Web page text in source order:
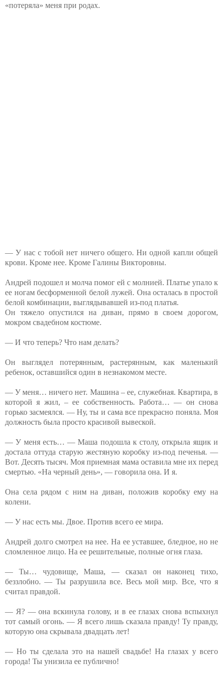
«потеряла» меня при родах.
— У нас с тобой нет ничего общего. Ни одной капли общей
крови. Кроме нее. Кроме Галины Викторовны.
Андрей подошел и молча помог ей с молнией. Платье упало к
ее ногам бесформенной белой лужей. Она осталась в простой
белой комбинации, выглядывавшей из-под платья.
Он тяжело опустился на диван, прямо в своем дорогом,
мокром свадебном костюме.
— И что теперь? Что нам делать?
Он выглядел потерянным, растерянным, как маленький
ребенок, оставшийся один в незнакомом месте.
— У меня… ничего нет. Машина – ее, служебная. Квартира, в
которой я жил, – ее собственность. Работа… — он снова
горько засмеялся. — Ну, ты и сама все прекрасно поняла. Моя
должность была просто красивой вывеской.
— У меня есть… — Маша подошла к столу, открыла ящик и
достала оттуда старую жестяную коробку из-под печенья. —
Вот. Десять тысяч. Моя приемная мама оставила мне их перед
смертью. «На черный день», — говорила она. И я.
Она села рядом с ним на диван, положив коробку ему на
колени.
— У нас есть мы. Двое. Против всего ее мира.
Андрей долго смотрел на нее. На ее уставшее, бледное, но не
сломленное лицо. На ее решительные, полные огня глаза.
— Ты… чудовище, Маша, — сказал он наконец тихо,
беззлобно. — Ты разрушила все. Весь мой мир. Все, что я
считал правдой.
— Я? — она вскинула голову, и в ее глазах снова вспыхнул
тот самый огонь. — Я всего лишь сказала правду! Ту правду,
которую она скрывала двадцать лет!
— Но ты сделала это на нашей свадьбе! На глазах у всего
города! Ты унизила ее публично!